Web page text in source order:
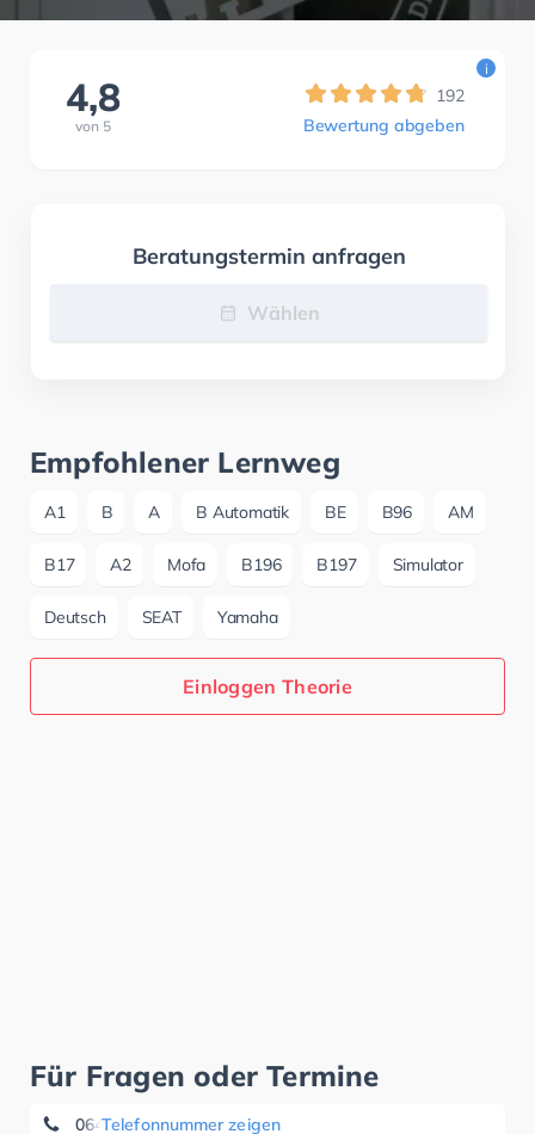
4,8
von 5
192
Bewertung abgeben
i
Beratungstermin anfragen
Wählen
Empfohlener Lernweg
A1 B A B Automatik BE B96 AM
B17 A2 Mofa B196 B197 Simulator
Deutsch SEAT Yamaha
Einloggen Theorie
Für Fragen oder Termine
Telefonnummer zeigen
0641940940